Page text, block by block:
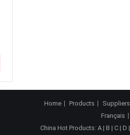
Home Products Suppliers
Français
China Hot Products: A | B | C | D |